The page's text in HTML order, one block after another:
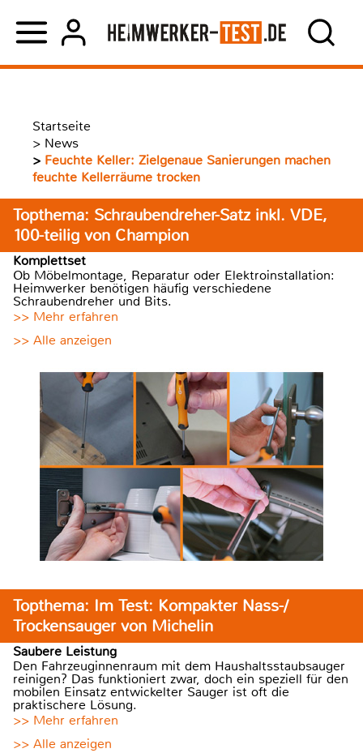
Startseite
> News
> Feuchte Keller: Zielgenaue Sanierungen machen
feuchte Kellerräume trocken
Topthema: Schraubendreher-Satz inkl. VDE,
100-teilig von Champion
Komplettset
Ob Möbelmontage, Reparatur oder Elektroinstallation:
Heimwerker benötigen häufig verschiedene
Schraubendreher und Bits.
>> Mehr erfahren
>> Alle anzeigen
Topthema: Im Test: Kompakter Nass-/
Trockensauger von Michelin
Saubere Leistung
Den Fahrzeuginnenraum mit dem Haushaltsstaubsauger
reinigen? Das funktioniert zwar, doch ein speziell für den
mobilen Einsatz entwickelter Sauger ist oft die
praktischere Lösung.
>> Mehr erfahren
>> Alle anzeigen